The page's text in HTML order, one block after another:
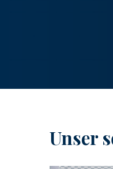
Unser